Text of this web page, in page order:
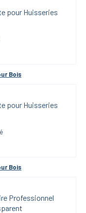
pour Huisseries
Bois
pour Huisseries
Bois
Professionnel